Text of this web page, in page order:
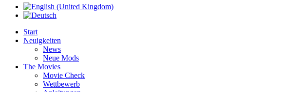
Start
Neuigkeiten
News
Neue Mods
The Movies
Movie Check
Wettbewerb